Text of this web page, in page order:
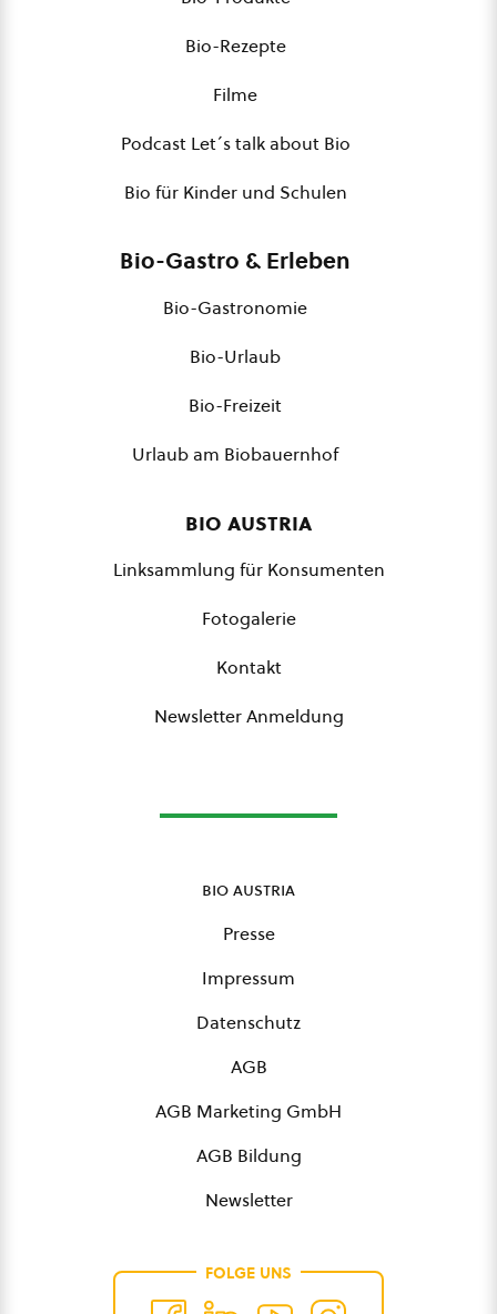
Bio-Rezepte
Filme
Podcast Let´s talk about Bio
Bio für Kinder und Schulen
Bio-Gastro & Erleben
Bio-Gastronomie
Bio-Urlaub
Bio-Freizeit
Urlaub am Biobauernhof
bio austria
Linksammlung für Konsumenten
Fotogalerie
Kontakt
Newsletter Anmeldung
bio austria
Presse
Impressum
Datenschutz
AGB
AGB Marketing GmbH
AGB Bildung
Newsletter
FOLGE UNS